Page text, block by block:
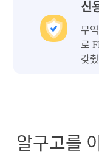
신
무
로
갖
알구고를